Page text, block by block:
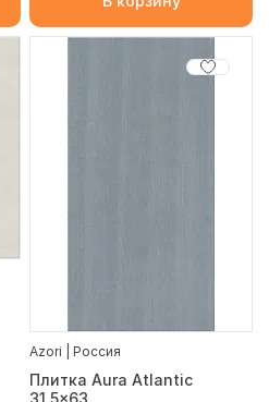
Azori | Россия
Плитка Aura Atlantic
31,5x63